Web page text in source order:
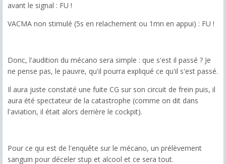
avant le signal : FU !
VACMA non stimulé (5s en relachement ou 1mn en appui) : FU !
Donc, l'audition du mécano sera simple : que s'est il passé ? Je
ne pense pas, le pauvre, qu'il pourra expliqué ce qu'il s'est passé.
Il aura juste constaté une fuite CG sur son circuit de frein puis, il
aura été spectateur de la catastrophe (comme on dit dans
l'aviation, il était alors derrière le cockpit).
Pour ce qui est de l'enquête sur le mécano, un prélèvement
sanguin pour déceler stup et alcool et ce sera tout.